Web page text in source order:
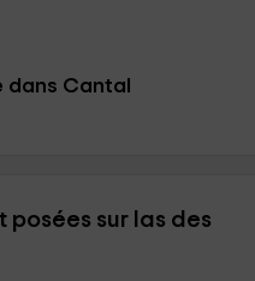
Cantal
posées sur las des